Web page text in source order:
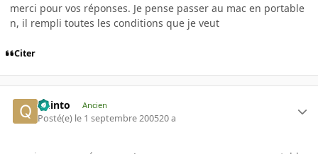
merci pour vos réponses. Je pense passer au mac en portable
n, il rempli toutes les conditions que je veut
Citer
quinto Ancien
Posté(e) le 1 septembre 200520 a